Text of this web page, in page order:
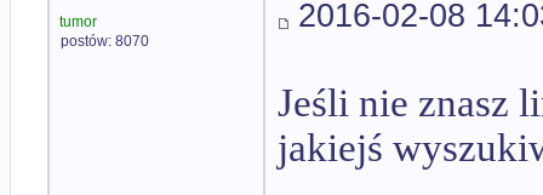
tumor
postów: 8070
2016-02-08
Jeśli nie znasz
jakiejś